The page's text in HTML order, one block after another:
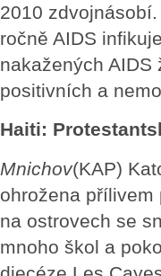
2010
ročně AIDS
nakažených AIDS
positivních a
Haiti:
Mnichov(KAP)
ohrožena přílivem
na ostrovech se
mnoho škol a